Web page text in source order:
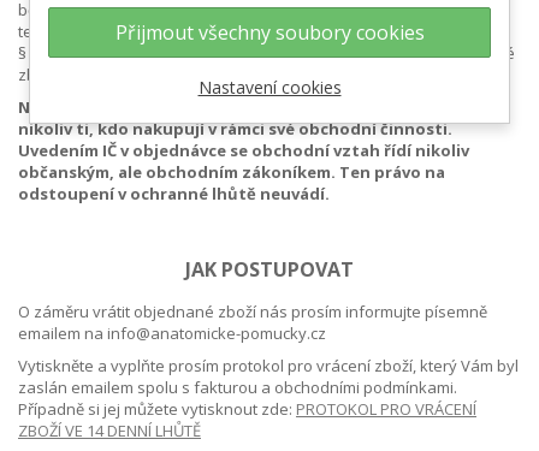
běžné kamenné prodejny lhůtou pro vrácení zboží. Nemusíte mít
tedy obavu z nákupu zboží, které si nemůžete předem osahat. Dle
§ 1829 odst. 1 občanského zákoníku je možné do 14 dnů zakoupené
zboží vrátit, a to bez udání důvodu.
Nárok na využití této lhůty mají ale pouze spotřebitelé,
nikoliv ti, kdo nakupují v rámci své obchodní činnosti.
Uvedením IČ v objednávce se obchodní vztah řídí nikoliv
občanským, ale obchodním zákoníkem. Ten právo na
odstoupení v ochranné lhůtě neuvádí.
JAK POSTUPOVAT
O záměru vrátit objednané zboží nás prosím informujte písemně
emailem na info@anatomicke-pomucky.cz
Vytiskněte a vyplňte prosím protokol pro vrácení zboží, který Vám byl
zaslán emailem spolu s fakturou a obchodními podmínkami.
Případně si jej můžete vytisknout zde: PROTOKOL PRO VRÁCENÍ
ZBOŽÍ VE 14 DENNÍ LHŮTĚ
Přijmout všechny soubory cookies
Nastavení cookies